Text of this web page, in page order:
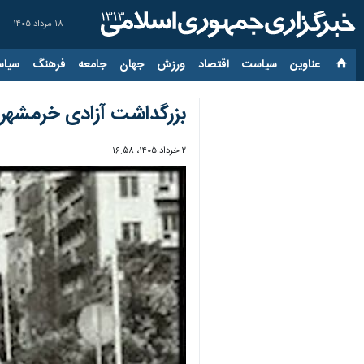
۱۸ مرداد ۱۴۰۵
عناوین‌ سیاست اقتصاد ورزش جهان جامعه فرهنگ
بزرگداشت آزادی خرمشهر در
۲ خرداد ۱۴۰۵، ۱۶:۵۸